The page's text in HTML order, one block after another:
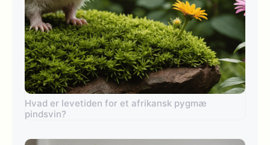
Hvad er levetiden for et afrikansk pygmæ
pindsvin?